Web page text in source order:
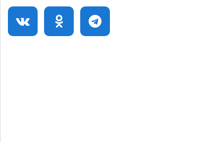
проектам
16:59
Модное дефиле собак и кошек пройдет
в Астрахани